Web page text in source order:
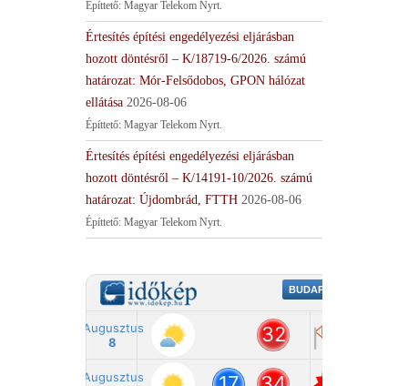
Építtető: Magyar Telekom Nyrt.
Értesítés építési engedélyezési eljárásban
hozott döntésről – K/18719-6/2026. számú
határozat: Mór-Felsődobos, GPON hálózat
ellátása 2026-08-06
Építtető: Magyar Telekom Nyrt.
Értesítés építési engedélyezési eljárásban
hozott döntésről – K/14191-10/2026. számú
határozat: Újdombrád, FTTH 2026-08-06
Építtető: Magyar Telekom Nyrt.